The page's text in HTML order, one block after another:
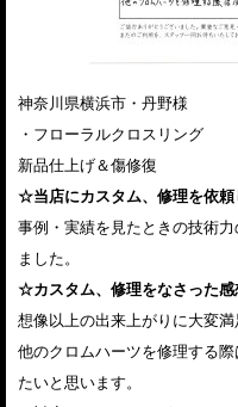
神奈川県横浜市・丹野様
・フローラルクロスリング
新品仕上げ＆傷修復
☆当店にカスタム、修理を依
事例・実績を見たときの技術
ました。
☆カスタム、修理をなさった感
想像以上の出来上がりに大変満
他のクロムハーツを修理する
たいと思います。